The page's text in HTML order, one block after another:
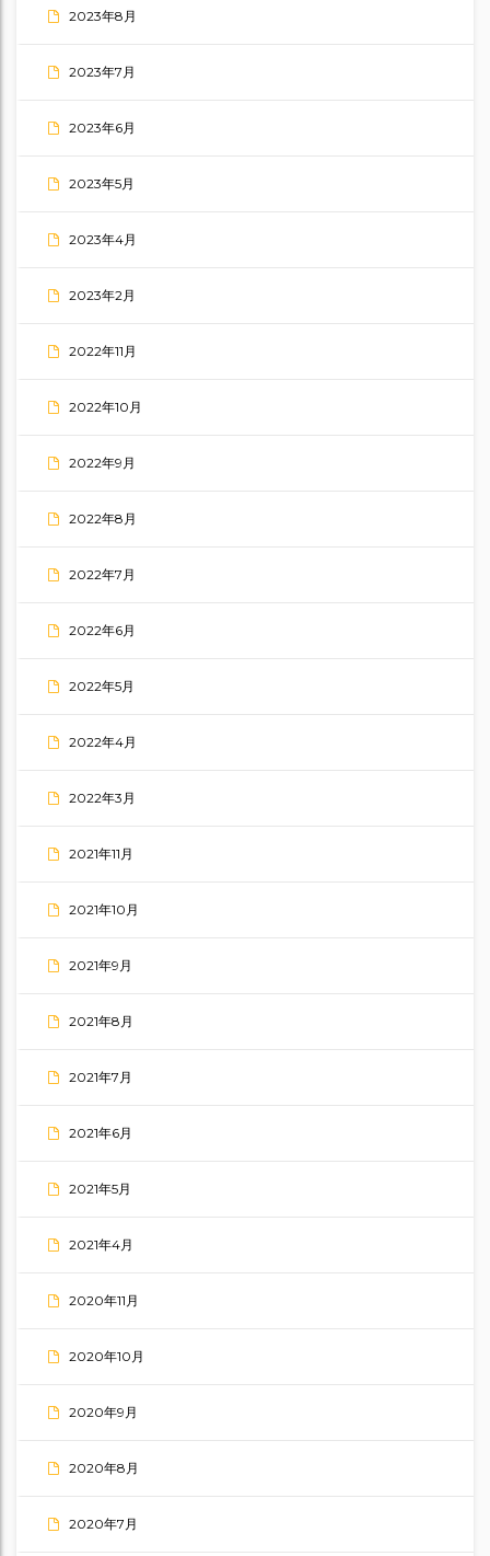
2023年8月
2023年7月
2023年6月
2023年5月
2023年4月
2023年2月
2022年11月
2022年10月
2022年9月
2022年8月
2022年7月
2022年6月
2022年5月
2022年4月
2022年3月
2021年11月
2021年10月
2021年9月
2021年8月
2021年7月
2021年6月
2021年5月
2021年4月
2020年11月
2020年10月
2020年9月
2020年8月
2020年7月